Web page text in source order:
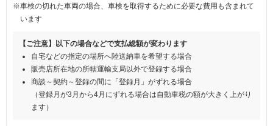
※車検の切れた車両の場合、車検を取得するために必要な費用も含まれて
います
【ご注意】以下の場合などで支払総額が変わります
自宅などの指定の場所へ陸送納車を希望する場合
販売店所在地の所轄運輸支局以外で登録する場合
商談～契約～登録の間に「登録月」がずれる場合
（登録月が3月から4月にずれる場合は自動車税の額が大きく上がり
ます）